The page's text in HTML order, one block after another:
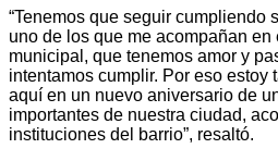
“Tenemos que seguir cumpliendo
uno de los que me acompañan
municipal, que tenemos amor y
intentamos cumplir. Por eso estoy
aquí en un nuevo aniversario de
importantes de nuestra ciudad,
instituciones del barrio”, resaltó.